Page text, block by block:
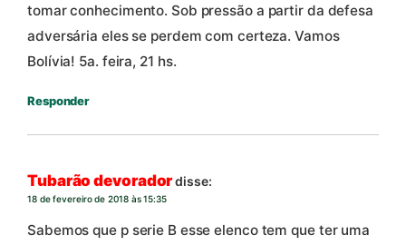
tomar conhecimento. Sob pressão a partir da defesa
adversária eles se perdem com certeza. Vamos
Bolívia! 5a. feira, 21 hs.
Responder
Tubarão devoradordisse:
18 de fevereiro de 2018 às 15:35
Sabemos que p serie B esse elenco tem que ter uma